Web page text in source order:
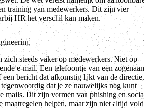
training van medewerkers. Dit zijn vier
HR het verschil kan maken.
zich steeds vaker op medewerkers. Niet op
e-mail. Een telefoontje van een
een bericht dat afkomstig lijkt van de
dat je ze nauwelijks nog kunt
mails. Dit zijn vormen van phishing en
maatregelen helpen, maar zijn niet altijd